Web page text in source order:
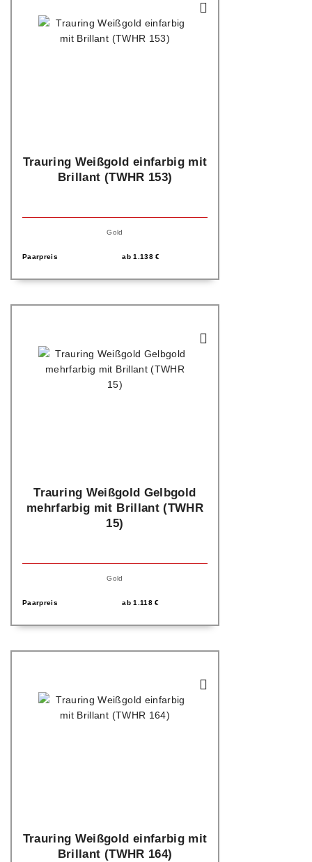
Trauring Weißgold einfarbig mit
Brillant (TWHR 153)
Gold
Paarpreis ab1.138€
Trauring Weißgold Gelbgold
mehrfarbig mit Brillant (TWHR
15)
Gold
Paarpreis ab1.118€
Trauring Weißgold einfarbig mit
Brillant (TWHR 164)